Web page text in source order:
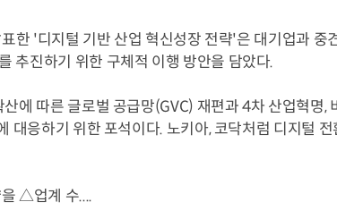
한 '디지털 기반 산업 혁신성장 전략'은 대기업과 중
추진하기 위한 구체적 이행 방안을 담았다.
에 따른 글로벌 공급망(GVC) 재편과 4차 산업혁명
대응하기 위한 포석이다. 노키아, 코닥처럼 디지털
△업계 수....